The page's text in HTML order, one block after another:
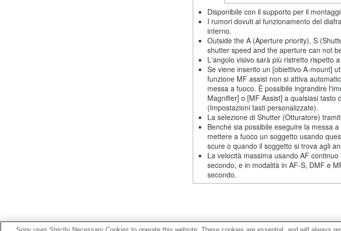
Disponibile con il supporto per il
I rumori dovuti al funzionamento del
interno.
Outside the A (Aperture priority), S
shutter speed and the aperture can not
L'angolo visivo sarà più ristretto rispetto
Se viene inserito un [obiettivo A-mount]
funzione MF assist non si attiva
messa a fuoco. È possibile ingrandire
Magnifier] o [MF Assist] a qualsiasi tasto
(Impostazioni tasti personalizzate).
La selezione di Shutter (Otturatore)
Benché sia possibile eseguire la messa
mettere a fuoco un soggetto usando
scure o quando il soggetto si trova agli
La velocità massima usando AF
secondo, e in modalità in AF-S, DMF e
secondo.